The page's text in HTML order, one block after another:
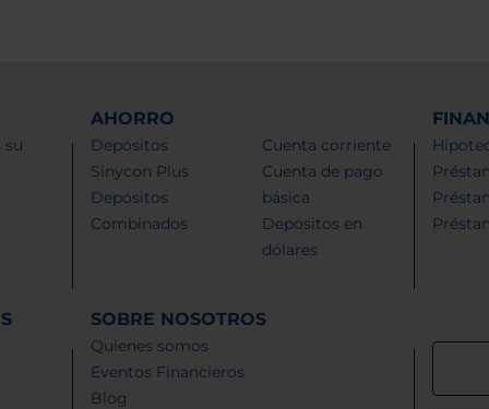
su
AHORRO
Depósitos
Sinycon Plus
Depósitos
Combinados
Cuenta corriente
Cuenta de pago
básica
Depósitos en
dólares
SOBRE NOSOTROS
Quienes somos
Eventos Financieros
Blog